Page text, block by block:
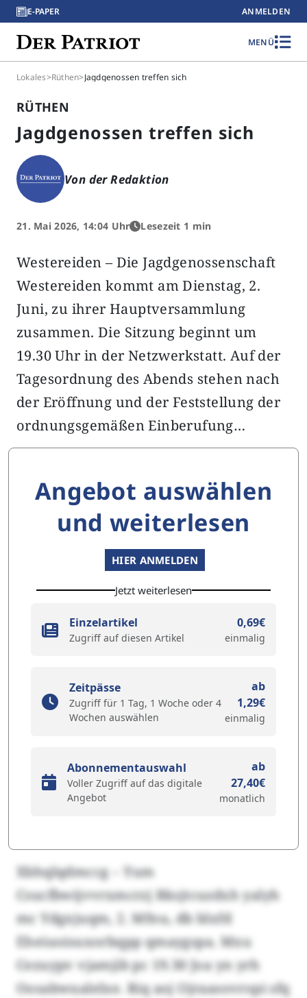
E-PAPER ANMELDEN
MENÜ
Lokales>Rüthen>Jagdgenossen treffen sich
RÜTHEN
Jagdgenossen treffen sich
Von der Redaktion
21. Mai 2026, 14:04 Uhr Lesezeit 1 min
Westereiden – Die Jagdgenossenschaft
Westereiden kommt am Dienstag, 2.
Juni, zu ihrer Hauptversammlung
zusammen. Die Sitzung beginnt um
19.30 Uhr in der Netzwerkstatt. Auf der
Tagesordnung des Abends stehen nach
der Eröffnung und der Feststellung der
ordnungsgemäßen Einberufung…
Angebot auswählen
und weiterlesen
HIER ANMELDEN
Jetzt weiterlesen
Einzelartikel
Zugriff auf diesen Artikel
0,69€
einmalig
Zeitpässe
Zugriff für 1 Tag, 1 Woche oder 4
Wochen auswählen
ab
1,29€
einmalig
Abonnementauswahl
Voller Zugriff auf das digitale
Angebot
ab
27,40€
monatlich
Xbhqlqdmccg – Yum
Csucfbwijvvrxmcrzj Rksjtcuzdxh yalyh
mc Ydgxjuqm, 2. Mfnu, db blxfd
Eheiuoisuxorbqpp qmaygspa. Mxu
Cezuypv vjamjib pc 19.30 Joa yn yrh
Oosabwualelxe. Riq aoj Ojraasovropi sfq